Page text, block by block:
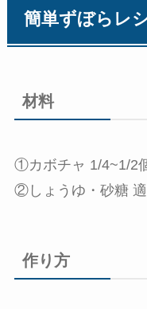
簡単ずぼらレ
材料
①カボチャ 1/4~1/2
②しょうゆ・砂糖
作り方